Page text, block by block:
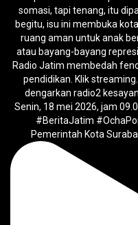
Pemerintah Kota